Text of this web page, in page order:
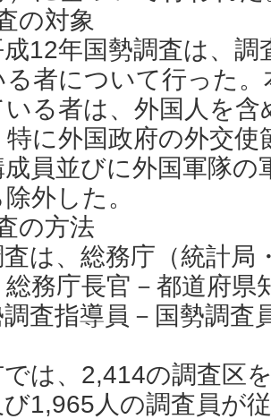
の対象
国勢調査は、調査
者について行った。
者は、外国人を含
特に外国政府の外交使
並びに外国軍隊の
外した。
の方法
総務庁（統計局・
総務庁長官－都道府県
指導員－国勢調査
、2,414の調査区を
1,965人の調査員が